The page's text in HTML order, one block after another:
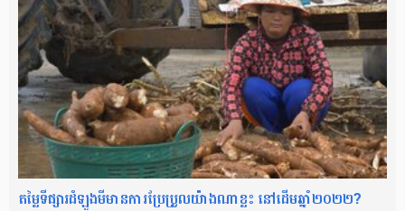
តម្លៃទីផ្សារដំឡូងមីមានការប្រែប្រួលយ៉ាងណាខ្លះ នៅដើមឆ្នាំ២០២២?